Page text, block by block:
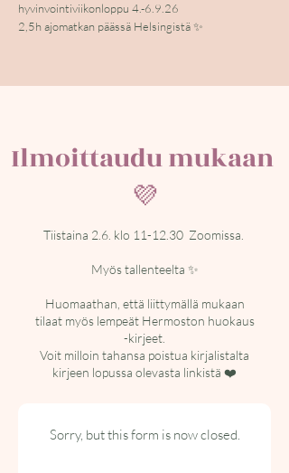
hyvinvointiviikonloppu 4.-6.9.26
2,5h ajomatkan päässä Helsingistä ✨
Ilmoittaudu mukaan
💜
Tiistaina 2.6. klo 11-12.30 Zoomissa.
Myös tallenteelta ✨
Huomaathan, että liittymällä mukaan
tilaat myös lempeät Hermoston huokaus
-kirjeet.
Voit milloin tahansa poistua kirjalistalta
kirjeen lopussa olevasta linkistä ❤️
Sorry, but this form is now closed.